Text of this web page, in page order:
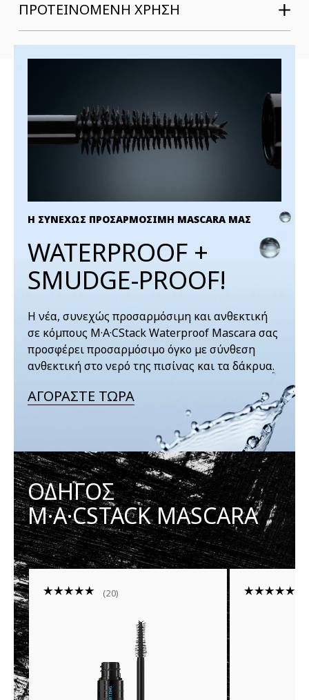
ΠΡΟΤΕΙΝΟΜΕΝΗ ΧΡΗΣΗ
Η ΣΥΝΕΧΩΣ ΠΡΟΣΑΡΜΟΣΙΜΗ MASCARA ΜΑΣ
WATERPROOF +
SMUDGE-PROOF!
Η νέα, συνεχώς προσαρμόσιμη και ανθεκτική
σε κόμπους M·A·CStack Waterproof Mascara σας
προσφέρει προσαρμόσιμο όγκο με σύνθεση
ανθεκτική στο νερό της πισίνας και τα δάκρυα.
ΑΓΟΡΑΣΤΕ ΤΩΡΑ
ΟΔΗΓΟΣ
M·A·CSTACK MASCARA
20